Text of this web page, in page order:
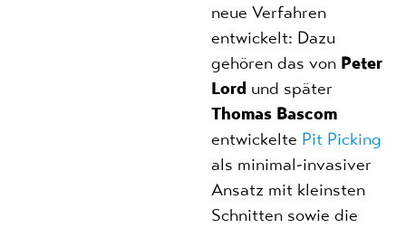
neue Verfahren
entwickelt: Dazu
gehören das von Peter
Lord und später
Thomas Bascom
entwickelte Pit Picking
als minimal-invasiver
Ansatz mit kleinsten
Schnitten sowie die